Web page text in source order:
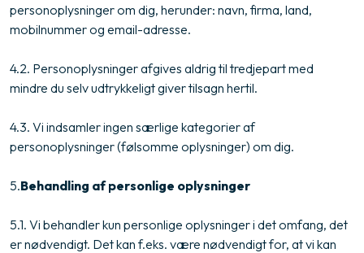
personoplysninger om dig, herunder: navn, firma, land,
mobilnummer og email-adresse.
4.2. Personoplysninger afgives aldrig til tredjepart med
mindre du selv udtrykkeligt giver tilsagn hertil.
4.3. Vi indsamler ingen særlige kategorier af
personoplysninger (følsomme oplysninger) om dig.
5.​Behandling af personlige oplysninger
5.1. Vi behandler kun personlige oplysninger i det omfang, det
er nødvendigt. Det kan f.eks. være nødvendigt for, at vi kan